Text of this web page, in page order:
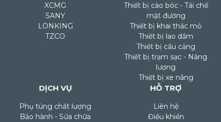
XCMG
SANY
LONKING
TZCO
Thiết bị cào bóc - Tái chế
mặt đường
Thiết bị khai thác mỏ
Thiết bị lao dầm
Thiết bị cầu cảng
Thiết bị trạm sạc - Năng
lượng
Thiết bị xe nâng
DỊCH VỤ
Phụ tùng chất lượng
Bảo hành - Sửa chữa
HỖ TRỢ
Liên hệ
Điều khiển